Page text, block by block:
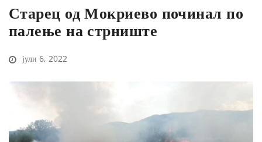
Старец од Мокриево починал по
палење на стрниште
јули 6, 2022